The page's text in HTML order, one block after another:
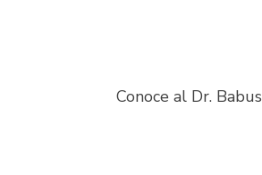
Conoce al Dr. Babus